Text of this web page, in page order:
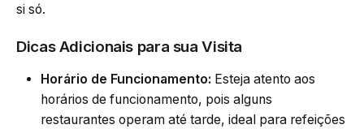
si só.
Dicas Adicionais para sua Visita
Horário de Funcionamento: Esteja atento aos
horários de funcionamento, pois alguns
restaurantes operam até tarde, ideal para refeições